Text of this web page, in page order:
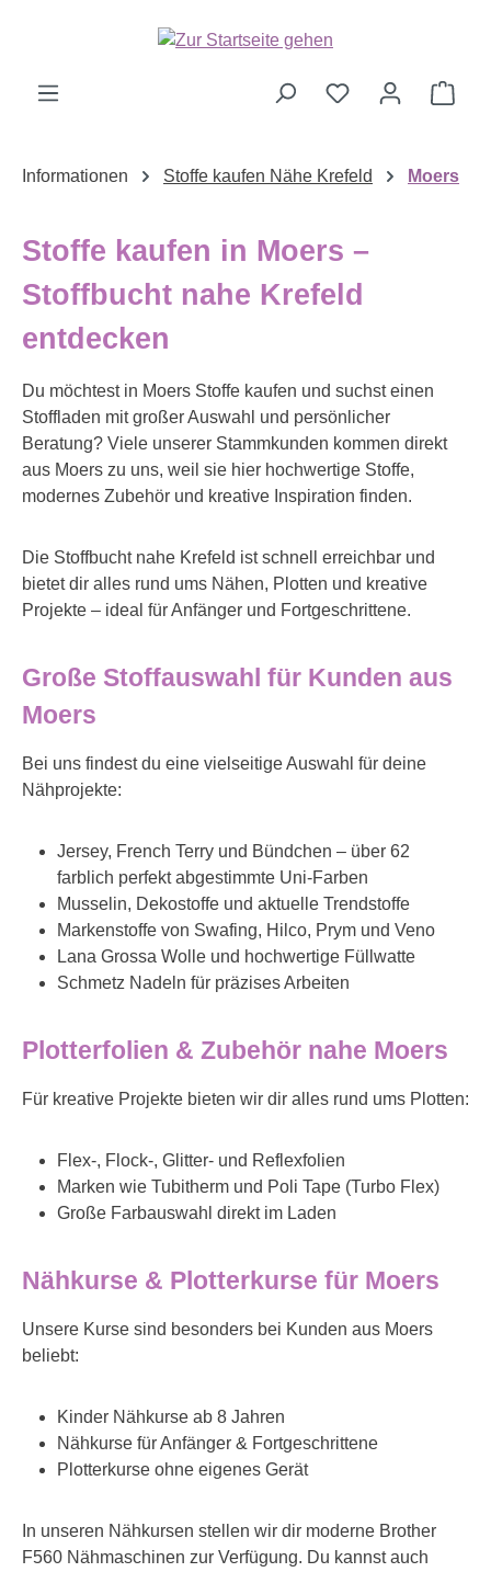
Zum Hauptinhalt springen
Informationen Stoffe kaufen Nähe Krefeld Moers
Stoffe kaufen in Moers –
Stoffbucht nahe Krefeld
entdecken
Du möchtest in Moers Stoffe kaufen und suchst einen
Stoffladen mit großer Auswahl und persönlicher
Beratung? Viele unserer Stammkunden kommen direkt
aus Moers zu uns, weil sie hier hochwertige Stoffe,
modernes Zubehör und kreative Inspiration finden.
Die Stoffbucht nahe Krefeld ist schnell erreichbar und
bietet dir alles rund ums Nähen, Plotten und kreative
Projekte – ideal für Anfänger und Fortgeschrittene.
Große Stoffauswahl für Kunden aus
Moers
Bei uns findest du eine vielseitige Auswahl für deine
Nähprojekte:
Jersey, French Terry und Bündchen – über 62
farblich perfekt abgestimmte Uni-Farben
Musselin, Dekostoffe und aktuelle Trendstoffe
Markenstoffe von Swafing, Hilco, Prym und Veno
Lana Grossa Wolle und hochwertige Füllwatte
Schmetz Nadeln für präzises Arbeiten
Plotterfolien & Zubehör nahe Moers
Für kreative Projekte bieten wir dir alles rund ums Plotten:
Flex-, Flock-, Glitter- und Reflexfolien
Marken wie Tubitherm und Poli Tape (Turbo Flex)
Große Farbauswahl direkt im Laden
Nähkurse & Plotterkurse für Moers
Unsere Kurse sind besonders bei Kunden aus Moers
beliebt:
Kinder Nähkurse ab 8 Jahren
Nähkurse für Anfänger & Fortgeschrittene
Plotterkurse ohne eigenes Gerät
In unseren Nähkursen stellen wir dir moderne Brother
F560 Nähmaschinen zur Verfügung. Du kannst auch